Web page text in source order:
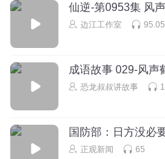
仙逆-第0953集 风
边江工作室
成语故事 029-风声
恐龙叔叔讲故事
国防部：日方没必
正观新闻 65